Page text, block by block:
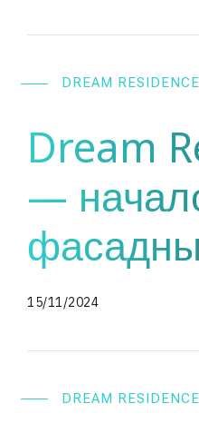
DREAM RESIDENCE
Dream
—
15/11/2024
DREAM RESIDENCE